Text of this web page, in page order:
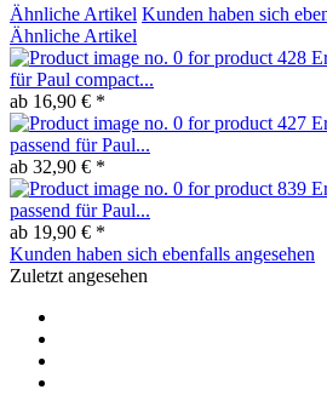
Ähnliche Artikel Kunden haben sich
Ähnliche Artikel
für Paul compact...
ab 16,90 € *
passend für Paul...
ab 32,90 € *
passend für Paul...
ab 19,90 € *
Kunden haben sich ebenfalls angesehen
Zuletzt angesehen